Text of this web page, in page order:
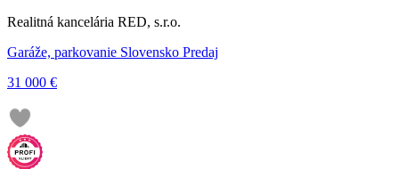
Realitná kancelária RED, s.r.o.
Garáže, parkovanie Slovensko Predaj
31 000 €